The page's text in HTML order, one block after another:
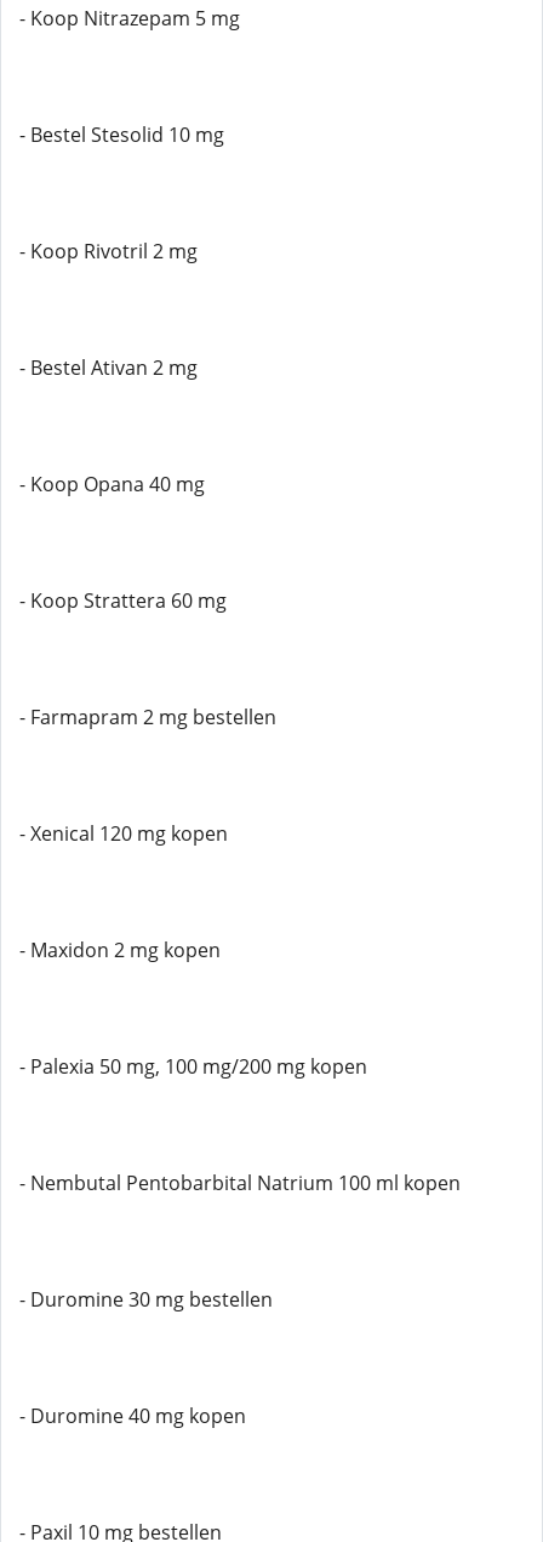
- Koop Nitrazepam 5 mg
- Bestel Stesolid 10 mg
- Koop Rivotril 2 mg
- Bestel Ativan 2 mg
- Koop Opana 40 mg
- Koop Strattera 60 mg
- Farmapram 2 mg bestellen
- Xenical 120 mg kopen
- Maxidon 2 mg kopen
- Palexia 50 mg, 100 mg/200 mg kopen
- Nembutal Pentobarbital Natrium 100 ml kopen
- Duromine 30 mg bestellen
- Duromine 40 mg kopen
- Paxil 10 mg bestellen